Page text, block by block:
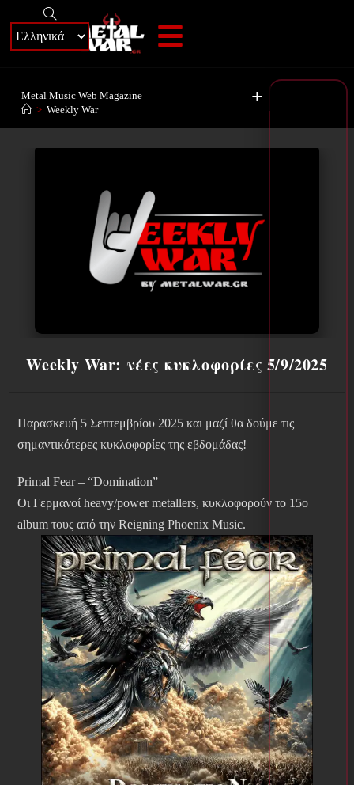
+
Metal Music Web Magazine
> Weekly War
Weekly War: νέες κυκλοφορίες 5/9/2025
Παρασκευή 5 Σεπτεμβρίου 2025 και μαζί θα δούμε τις
σημαντικότερες κυκλοφορίες της εβδομάδας!
Primal Fear – “Domination”
Οι Γερμανοί heavy/power metallers, κυκλοφορούν το 15ο
album τους από την Reigning Phoenix Music.